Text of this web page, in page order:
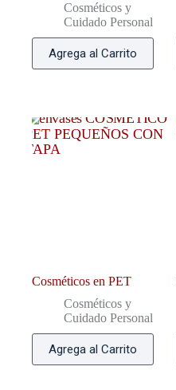
Cosméticos y
Cuidado Personal
Agrega al Carrito
Cosméticos en PET
Cosméticos y
Cuidado Personal
Agrega al Carrito